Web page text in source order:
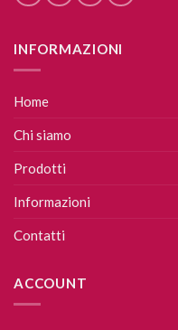
INFORMAZIONI
Home
Chi siamo
Prodotti
Informazioni
Contatti
ACCOUNT